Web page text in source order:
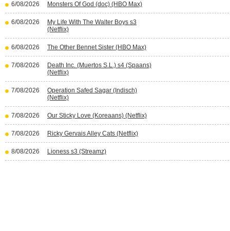
6/08/2026 Monsters Of God (doc) (HBO Max)
6/08/2026
My Life With The Walter Boys s3
(Netflix)
6/08/2026 The Other Bennet Sister (HBO Max)
7/08/2026
Death Inc. (Muertos S.L.) s4 (Spaans)
(Netflix)
7/08/2026
Operation Safed Sagar (Indisch)
(Netflix)
7/08/2026 Our Sticky Love (Koreaans) (Netflix)
7/08/2026 Ricky Gervais Alley Cats (Netflix)
8/08/2026 Lioness s3 (Streamz)